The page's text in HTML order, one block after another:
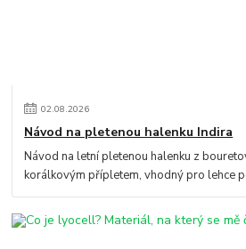
02.08.2026
Návod na pletenou halenku Indira
Návod na letní pletenou halenku z
korálkovým přípletem, vhodný pro lehce